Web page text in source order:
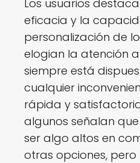
Los usuarios
eficacia y la
personalización de
elogian la atención
siempre está
cualquier
rápida y
algunos señalan
ser algo altos en
otras opciones,